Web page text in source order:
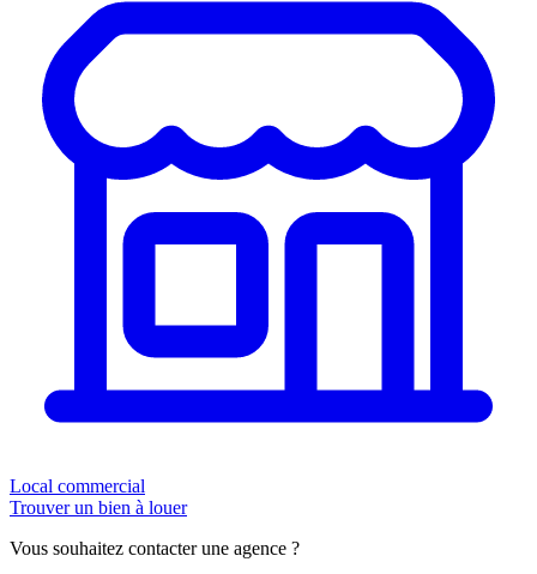
Local commercial
Trouver un bien à louer
Vous souhaitez contacter une agence ?